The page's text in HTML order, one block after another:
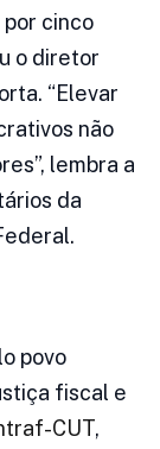
cinco
o diretor
“Elevar
não
lembra a
da
povo
fiscal e
CUT,